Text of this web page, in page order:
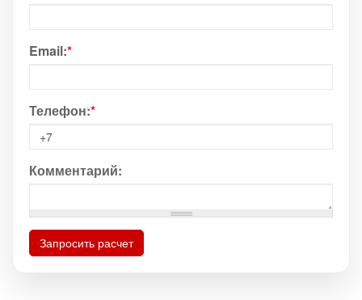
Email:*
Телефон:*
Комментарий:
Запросить расчет